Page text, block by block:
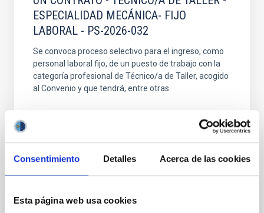
Consentimiento Detalles Acerca de las cookies
Esta página web usa cookies
ESPECIALIDAD MECÁNICA- FIJO
LABORAL - PS-2026-032
Se convoca proceso selectivo para el ingreso, como
personal laboral fijo, de un puesto de trabajo con la
categoría profesional de Técnico/a de Taller, acogido
al Convenio y que tendrá, entre otras